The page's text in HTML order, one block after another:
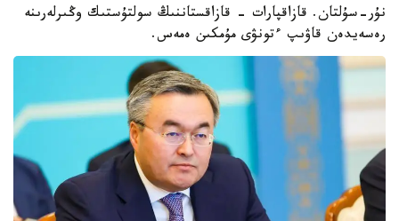
نۇر-سۇلتان. قازاقپارات - قازاقستاننىڭ سولتۇستىك وڭىرلەرىنە
رەسەيدەن قاۋىپ ءتونۋى مۇمكىن ەمەس.